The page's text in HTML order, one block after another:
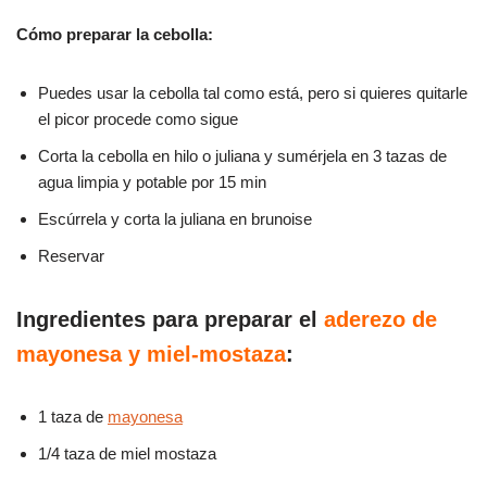
Cómo preparar la cebolla:
Puedes usar la cebolla tal como está, pero si quieres quitarle
el picor procede como sigue
Corta la cebolla en hilo o juliana y sumérjela en 3 tazas de
agua limpia y potable por 15 min
Escúrrela y corta la juliana en brunoise
Reservar
Ingredientes para preparar el aderezo de
mayonesa y miel-mostaza:
1 taza de mayonesa
1/4 taza de miel mostaza